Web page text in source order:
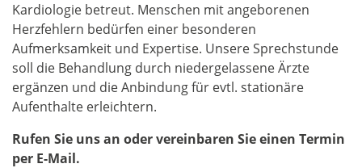
Kardiologie betreut. Menschen mit angeborenen
Herzfehlern bedürfen einer besonderen
Aufmerksamkeit und Expertise. Unsere Sprechstunde
soll die Behandlung durch niedergelassene Ärzte
ergänzen und die Anbindung für evtl. stationäre
Aufenthalte erleichtern.
Rufen Sie uns an oder vereinbaren Sie einen Termin
per E-Mail.